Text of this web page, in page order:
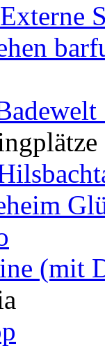
Externe
(mit